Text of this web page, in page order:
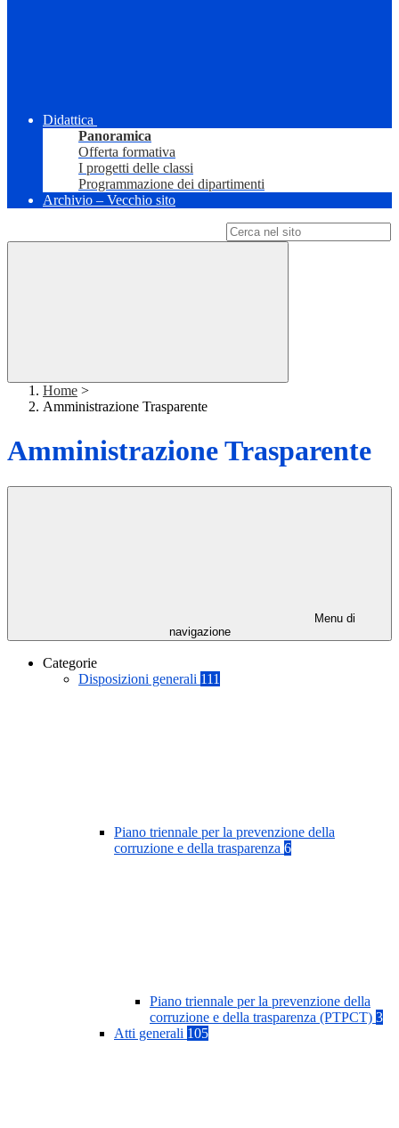
Didattica
Panoramica
Offerta formativa
I progetti delle classi
Programmazione dei dipartimenti
Archivio – Vecchio sito
Home >
Amministrazione Trasparente
Amministrazione Trasparente
Menu di
navigazione
Categorie
Disposizioni generali 111
Piano triennale per la prevenzione della
corruzione e della trasparenza 6
Piano triennale per la prevenzione della
corruzione e della trasparenza (PTPCT) 3
Atti generali 105